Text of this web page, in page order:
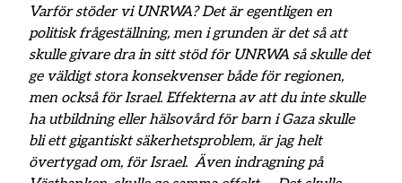
Varför stöder vi UNRWA? Det är egentligen en
politisk frågeställning, men i grunden är det så att
skulle givare dra in sitt stöd för UNRWA så skulle det
ge väldigt stora konsekvenser både för regionen,
men också för Israel. Effekterna av att du inte skulle
ha utbildning eller hälsovård för barn i Gaza skulle
bli ett gigantiskt säkerhetsproblem, är jag helt
övertygad om, för Israel. Även indragning på